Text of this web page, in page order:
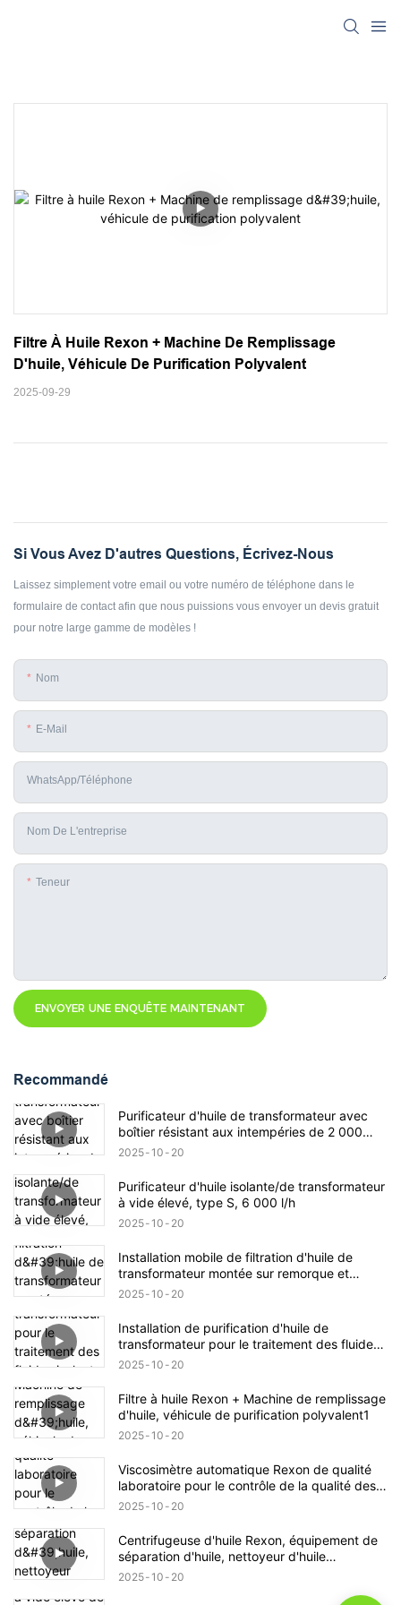
Filtre À Huile Rexon + Machine De Remplissage
D'huile, Véhicule De Purification Polyvalent
2025-09-29
Si Vous Avez D'autres Questions, Écrivez-Nous
Laissez simplement votre email ou votre numéro de téléphone dans le
formulaire de contact afin que nous puissions vous envoyer un devis gratuit
pour notre large gamme de modèles !
Nom
E-Mail
WhatsApp/téléphone
Nom De L'entreprise
Teneur
ENVOYER UNE ENQUÊTE MAINTENANT
Recommandé
Purificateur d'huile de transformateur avec
boîtier résistant aux intempéries de 2 000
litres/heure
2025 10 20
Purificateur d'huile isolante/de transformateur
à vide élevé, type S, 6 000 l/h
2025 10 20
Installation mobile de filtration d'huile de
transformateur montée sur remorque et
fermée
2025 10 20
Installation de purification d'huile de
transformateur pour le traitement des fluides
isolants des transformateurs électriques
2025 10 20
Filtre à huile Rexon + Machine de remplissage
d'huile, véhicule de purification polyvalent1
2025 10 20
Viscosimètre automatique Rexon de qualité
laboratoire pour le contrôle de la qualité des
huiles industrielles
2025 10 20
Centrifugeuse d'huile Rexon, équipement de
séparation d'huile, nettoyeur d'huile
centrifuge pour huile de transformateur
2025 10 20